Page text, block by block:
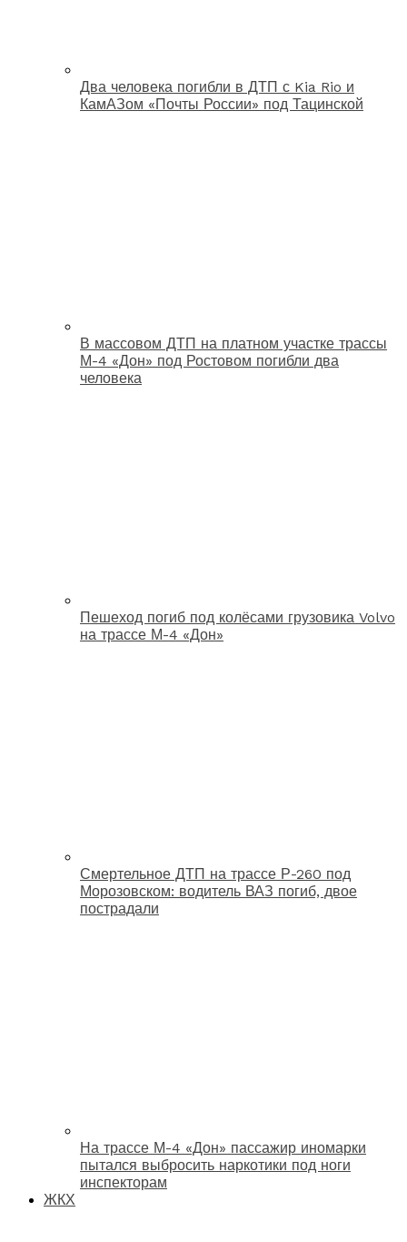
Два человека погибли в ДТП с Kia Rio и
КамАЗом «Почты России» под Тацинской
В массовом ДТП на платном участке трассы
М-4 «Дон» под Ростовом погибли два
человека
Пешеход погиб под колёсами грузовика Volvo
на трассе М-4 «Дон»
Смертельное ДТП на трассе Р-260 под
Морозовском: водитель ВАЗ погиб, двое
пострадали
На трассе М-4 «Дон» пассажир иномарки
пытался выбросить наркотики под ноги
инспекторам
ЖКХ